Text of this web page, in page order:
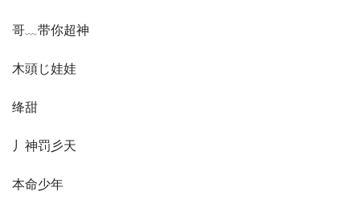
哥﹏带你超神
木頭じ娃娃
绛甜
丿神罚彡天
本命少年